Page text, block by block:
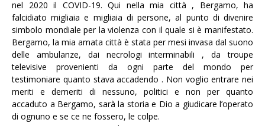
nel 2020 il COVID-19. Qui nella mia città , Bergamo, ha
falcidiato migliaia e migliaia di persone, al punto di divenire
simbolo mondiale per la violenza con il quale si è manifestato.
Bergamo, la mia amata città è stata per mesi invasa dal suono
delle ambulanze, dai necrologi interminabili , da troupe
televisive provenienti da ogni parte del mondo per
testimoniare quanto stava accadendo . Non voglio entrare nei
meriti e demeriti di nessuno, politici e non per quanto
accaduto a Bergamo, sarà la storia e Dio a giudicare l’operato
di ognuno e se ce ne fossero, le colpe.